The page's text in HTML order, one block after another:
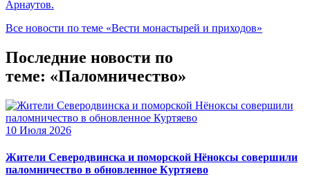
Арнаутов.
Все новости по теме «Вести монастырей и приходов»
Последние новости по
теме: «Паломничество»
10 Июля 2026
Жители Северодвинска и поморской Нёноксы совершили
паломничество в обновленное Куртяево